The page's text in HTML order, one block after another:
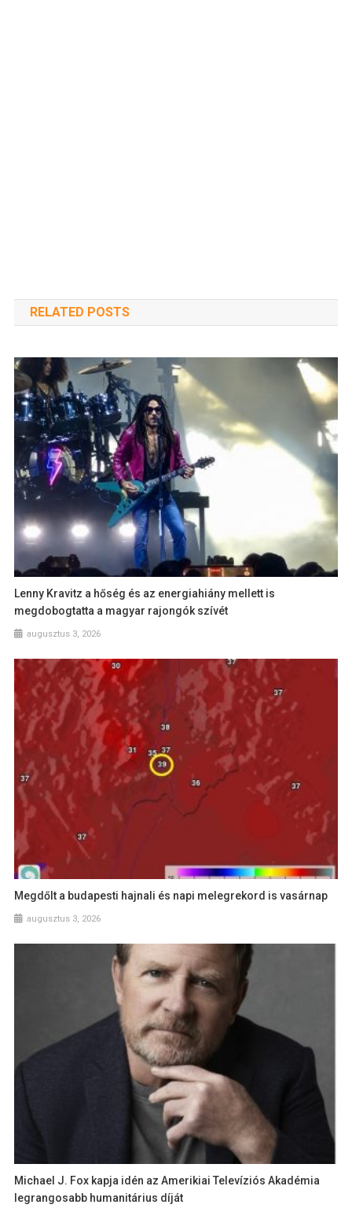
RELATED POSTS
Lenny Kravitz a hőség és az energiahiány mellett is
megdobogtatta a magyar rajongók szívét
augusztus 3, 2026
Megdőlt a budapesti hajnali és napi melegrekord is vasárnap
augusztus 3, 2026
Michael J. Fox kapja idén az Amerikiai Televíziós Akadémia
legrangosabb humanitárius díját